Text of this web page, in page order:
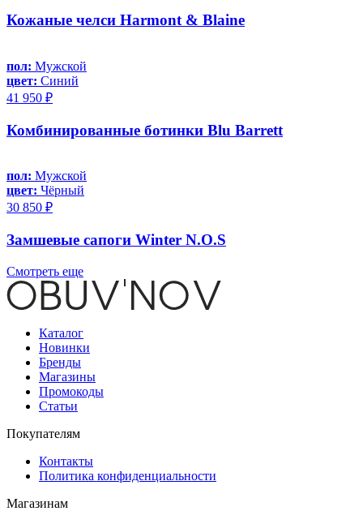
Кожаные челси Harmont & Blaine
пол: Мужской
цвет: Синий
41 950 ₽
Комбинированные ботинки Blu Barrett
пол: Мужской
цвет: Чёрный
30 850 ₽
Замшевые сапоги Winter N.O.S
Смотреть еще
Каталог
Новинки
Бренды
Магазины
Промокоды
Статьи
Покупателям
Контакты
Политика конфиденциальности
Магазинам